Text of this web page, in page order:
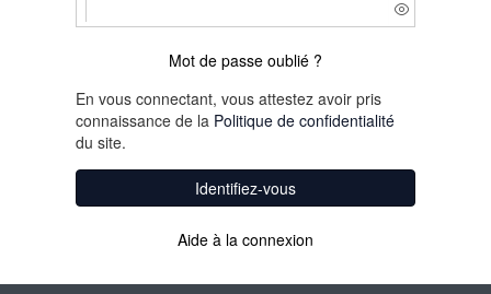
Mot de passe oublié ?
En vous connectant, vous attestez avoir pris
connaissance de la Politique de confidentialité
du site.
Identifiez-vous
Aide à la connexion